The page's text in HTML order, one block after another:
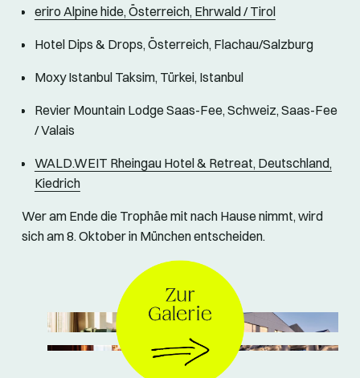
eriro Alpine hide, Österreich, Ehrwald / Tirol
Hotel Dips & Drops, Österreich, Flachau/Salzburg
Moxy Istanbul Taksim, Türkei, Istanbul
Revier Mountain Lodge Saas-Fee, Schweiz, Saas-Fee
/ Valais
WALD.WEIT Rheingau Hotel & Retreat, Deutschland,
Kiedrich
Wer am Ende die Trophäe mit nach Hause nimmt, wird
sich am 8. Oktober in München entscheiden.